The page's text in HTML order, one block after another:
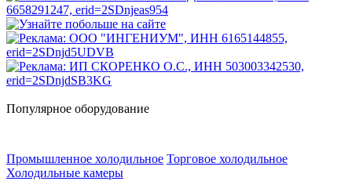
Популярное оборудование
Промышленное холодильное Торговое холодильное
Холодильные камеры